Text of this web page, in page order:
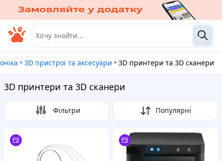
• 3D пристрої та аксесуари • 3D принтери та 3D сканери
3D принтери та 3D сканери
Фільтри Популярні